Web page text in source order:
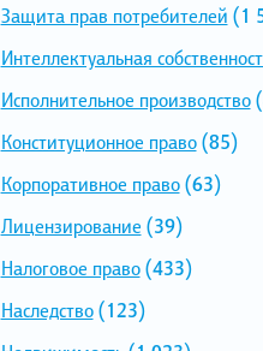
Защита прав потребителей (1
Интеллектуальная
Исполнительное производство
Конституционное право(85)
Корпоративное право(63)
Лицензирование (39)
Налоговое право(433)
Наследство(123)